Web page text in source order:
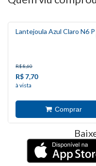
Lantejoula Azul Claro N6 P
R$ 8,60
R$ 7,70
à vista